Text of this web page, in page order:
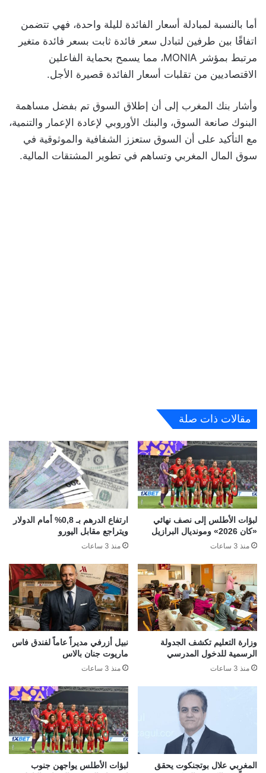
أما بالنسبة لمبادلة أسعار الفائدة لليلة واحدة، فهي تتضمن
اتفاقًا بين طرفين لتبادل سعر فائدة ثابت بسعر فائدة متغير
مرتبط بمؤشر MONIA، مما يسمح بحماية الفاعلين
الاقتصاديين من تقلبات أسعار الفائدة قصيرة الأجل.
وأشار بنك المغرب إلى أن إطلاق السوق تم بفضل مساهمة
البنوك صانعة السوق، والبنك الأوروبي لإعادة الإعمار والتنمية،
مع التأكيد على أن السوق ستعزز الشفافية والموثوقية في
سوق المال المغربي وتساهم في تطوير المشتقات المالية.
مقالات ذات صلة
لبؤات الأطلس إلى نصف نهائي
«كان 2026» ومونديال البرازيل
منذ 3 ساعات
ارتفاع الدرهم بـ 0,8% أمام الدولار
ويتراجع مقابل اليورو
منذ 3 ساعات
وزارة التعليم تكشف الجدولة
الرسمية للدخول المدرسي
منذ 3 ساعات
نبيل أزرفي مديراً عاماً لفندق فاس
ماريوت جنان بالاس
منذ 3 ساعات
المغربي علال بوتجنكوت يحقق
لبؤات الأطلس يواجهن جنوب